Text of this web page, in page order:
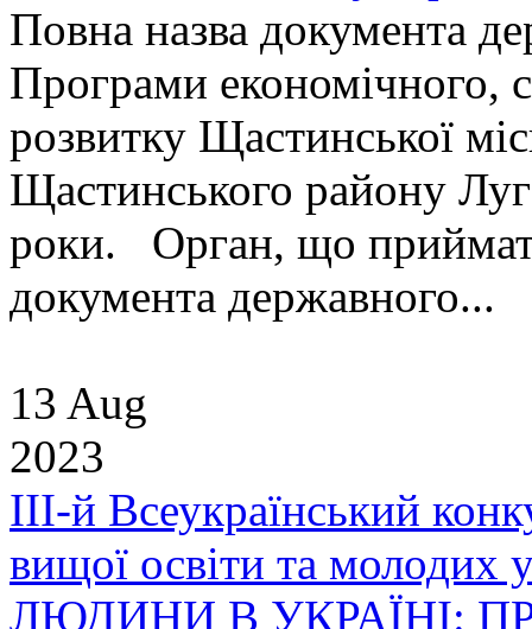
Повна назва документа
Програми економічного,
розвитку Щастинської
Щастинського району
роки. Орган, що
документа державного...
13 Aug
2023
ІІІ-й Всеукраїнський
вищої освіти та
ЛЮДИНИ В УКРАЇНІ: